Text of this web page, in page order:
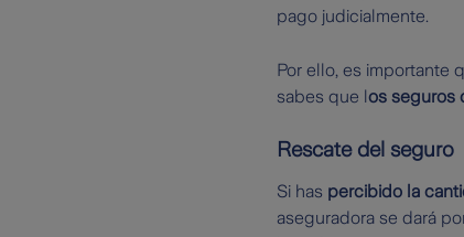
pago judicialmente.
Por ello, es importante
sabes que los seguros
Rescate del seguro
Si has percibido la
aseguradora se dará